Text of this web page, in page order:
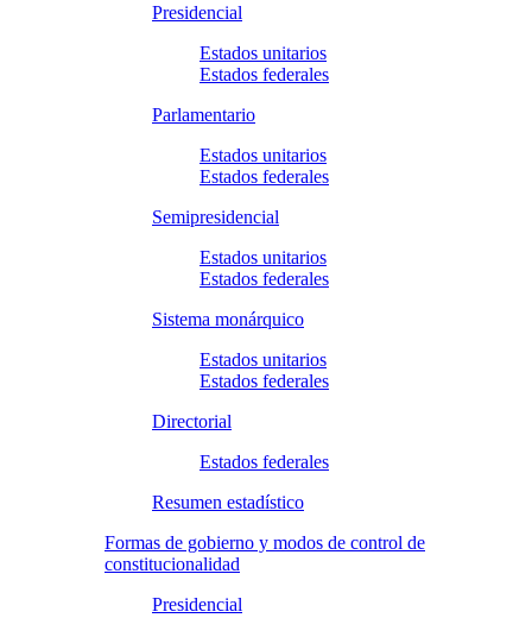
Presidencial
Estados unitarios
Estados federales
Parlamentario
Estados unitarios
Estados federales
Semipresidencial
Estados unitarios
Estados federales
Sistema monárquico
Estados unitarios
Estados federales
Directorial
Estados federales
Resumen estadístico
Formas de gobierno y modos de control de
constitucionalidad
Presidencial